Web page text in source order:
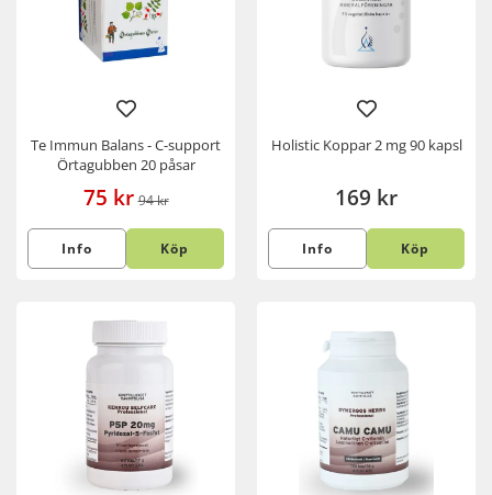
Te Immun Balans - C-support
Örtagubben 20 påsar
75 kr 94 kr
Info Köp
Holistic Koppar 2 mg 90 kapsl
169 kr
Info Köp